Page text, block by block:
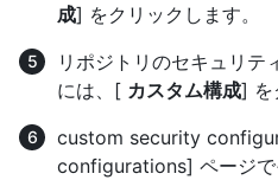
成] をクリックします。
リポジトリのセキュリテ
には、[ カスタム構成] を
custom security
configurations] ページで